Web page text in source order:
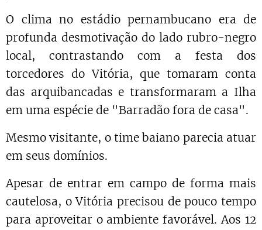
O clima no estádio pernambucano era de
profunda desmotivação do lado rubro-negro
local, contrastando com a festa dos
torcedores do Vitória, que tomaram conta
das arquibancadas e transformaram a Ilha
em uma espécie de "Barradão fora de casa".
Mesmo visitante, o time baiano parecia atuar
em seus domínios.
Apesar de entrar em campo de forma mais
cautelosa, o Vitória precisou de pouco tempo
para aproveitar o ambiente favorável. Aos 12